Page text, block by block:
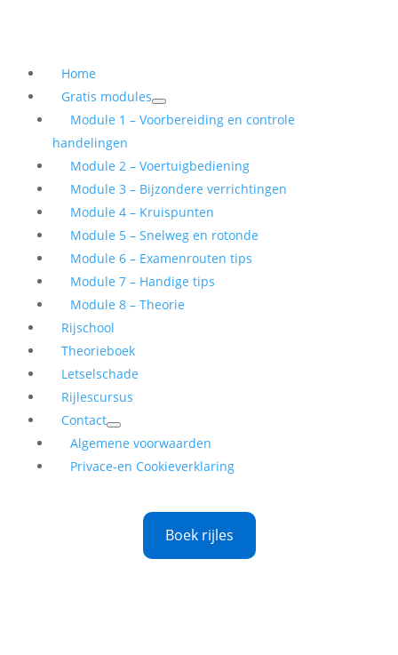
Home
Gratis modules
Module 1 – Voorbereiding en controle
handelingen
Module 2 – Voertuigbediening
Module 3 – Bijzondere verrichtingen
Module 4 – Kruispunten
Module 5 – Snelweg en rotonde
Module 6 – Examenrouten tips
Module 7 – Handige tips
Module 8 – Theorie
Rijschool
Theorieboek
Letselschade
Rijlescursus
Contact
Algemene voorwaarden
Privace-en Cookieverklaring
Boek rijles